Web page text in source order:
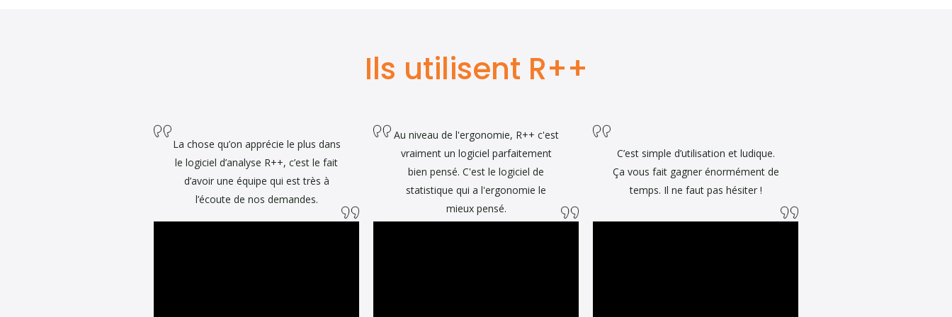
Ils utilisent R++
La chose qu’on apprécie le plus dans
le logiciel d’analyse R++, c’est le fait
d’avoir une équipe qui est très à
l’écoute de nos demandes.
Au niveau de l'ergonomie, R++ c'est
vraiment un logiciel parfaitement
bien pensé. C'est le logiciel de
statistique qui a l'ergonomie le
mieux pensé.
C’est simple d’utilisation et ludique.
Ça vous fait gagner énormément de
temps. Il ne faut pas hésiter !